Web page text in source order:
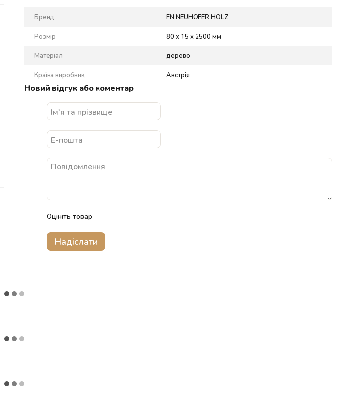
Бренд FN NEUHOFER HOLZ
Розмір 80 х 15 x 2500 мм
Матеріал дерево
Країна виробник Австрія
Новий відгук або коментар
Оцініть товар
Надіслати